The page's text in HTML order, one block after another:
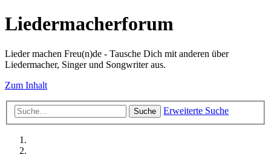
Liedermacherforum
Lieder machen Freu(n)de - Tausche Dich mit anderen über
Liedermacher, Singer und Songwriter aus.
Zum Inhalt
Suche Erweiterte Suche